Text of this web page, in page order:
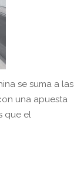
se suma a las
una apuesta
que el